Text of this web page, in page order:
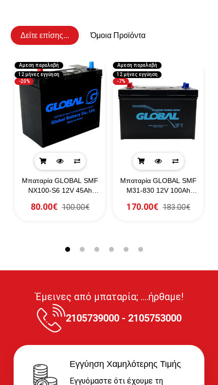
Δείτε επίσης... Όμοια Προϊόντα
-20%
Αμεση παραλαβή
12 μήνες εγγύηση
Μπαταρία GLOBAL SMF
NX100-S6 12V 45Ah
80.00€ 100.00€
-7%
Αμεση παραλαβή
12 μήνες εγγύηση
Μπαταρία GLOBAL SMF
M31-830 12V 100Ah
170.00€ 183.00€
Έμεινες από μπαταρία; ....ήρθαμε!
2105739000 - 2105753000
Εγγύηση Χαμηλότερης Τιμής
Εγγυόμαστε ότι έχουμε τη